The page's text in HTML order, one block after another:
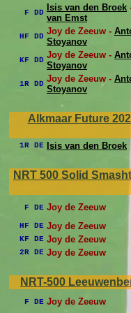
F DD Isis van den Broek
van Emst
HF DD Joy de Zeeuw -
Stoyanov
KF DD Joy de Zeeuw -
Stoyanov
1R DD Joy de Zeeuw -
Stoyanov
Alkmaar Future
1R DE Isis van den Broek
NRT 500 Solid
F DE Joy de Zeeuw
HF DE Joy de Zeeuw
KF DE Joy de Zeeuw
2R DE Joy de Zeeuw
NRT-500
F DE Joy de Zeeuw